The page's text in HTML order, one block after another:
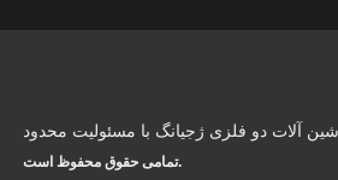
آلات دو فلزی ژجیانگ با مسئولیت محدود
تمامی حقوق محفوظ است.